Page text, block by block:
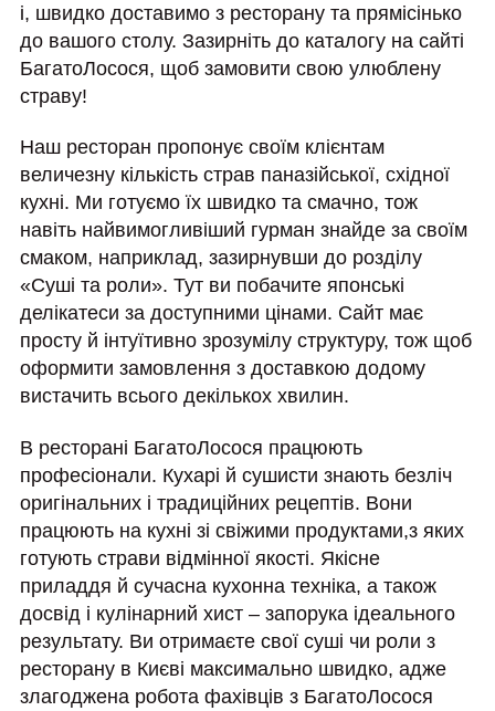
і, швидко доставимо з ресторану та прямісінько
до вашого столу. Зазирніть до каталогу на сайті
БагатоЛосося, щоб замовити свою улюблену
страву!
Наш ресторан пропонує своїм клієнтам
величезну кількість страв паназійської, східної
кухні. Ми готуємо їх швидко та смачно, тож
навіть найвимогливіший гурман знайде за своїм
смаком, наприклад, зазирнувши до розділу
«Суші та роли». Тут ви побачите японські
делікатеси за доступними цінами. Сайт має
просту й інтуїтивно зрозумілу структуру, тож щоб
оформити замовлення з доставкою додому
вистачить всього декількох хвилин.
В ресторані БагатоЛосося працюють
професіонали. Кухарі й сушисти знають безліч
оригінальних і традиційних рецептів. Вони
працюють на кухні зі свіжими продуктами,з яких
готують страви відмінної якості. Якісне
приладдя й сучасна кухонна техніка, а також
досвід і кулінарний хист – запорука ідеального
результату. Ви отримаєте свої суші чи роли з
ресторану в Києві максимально швидко, адже
злагоджена робота фахівців з БагатоЛосося